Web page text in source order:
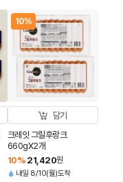
10%
담기
크레잇 그릴후랑크
660gX2개
10% 21,420원
내일 8/10(월)도착